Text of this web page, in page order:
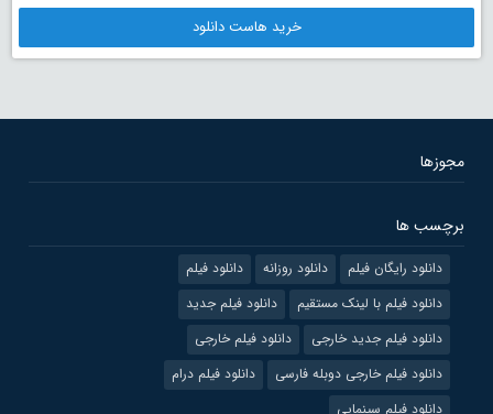
خرید هاست دانلود
مجوزها
برچسب ها
دانلود رایگان فیلم دانلود روزانه
دانلود فیلم
دانلود فیلم با لینک مستقیم
دانلود فیلم جدید
دانلود فیلم جدید خارجی
دانلود فیلم خارجی
دانلود فیلم خارجی دوبله فارسی
دانلود فیلم درام
دانلود فیلم سینمایی